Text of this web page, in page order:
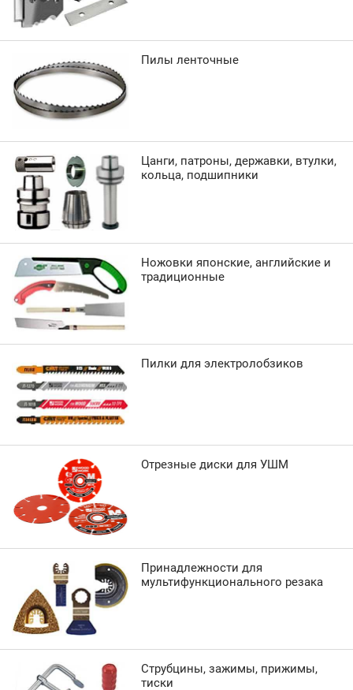
Пилы ленточные
Цанги, патроны, державки, втулки,
кольца, подшипники
Ножовки японские, английские и
традиционные
Пилки для электролобзиков
Отрезные диски для УШМ
Принадлежности для
мультифункционального резака
Струбцины, зажимы, прижимы,
тиски